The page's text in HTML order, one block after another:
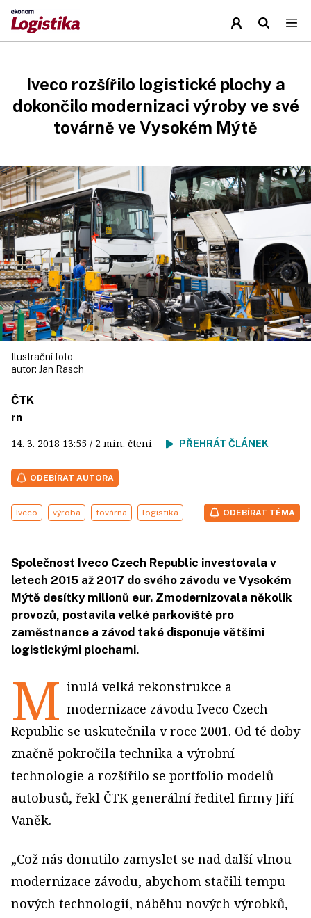
Iveco rozšířilo logistické plochy a
dokončilo modernizaci výroby ve své
továrně ve Vysokém Mýtě
Ilustrační foto
autor: Jan Rasch
ČTK
rn
14. 3. 2018 13:55 / 2 min. čtení PŘEHRÁT ČLÁNEK
ODEBÍRAT AUTORA
Iveco výroba továrna logistika ODEBÍRAT TÉMA
Společnost Iveco Czech Republic investovala v
letech 2015 až 2017 do svého závodu ve Vysokém
Mýtě desítky milionů eur. Zmodernizovala několik
provozů, postavila velké parkoviště pro
zaměstnance a závod také disponuje většími
logistickými plochami.
M inulá velká rekonstrukce a
modernizace závodu Iveco Czech
Republic se uskutečnila v roce 2001. Od té doby
značně pokročila technika a výrobní
technologie a rozšířilo se portfolio modelů
autobusů, řekl ČTK generální ředitel firmy Jiří
Vaněk.
„Což nás donutilo zamyslet se nad další vlnou
modernizace závodu, abychom stačili tempu
nových technologií, náběhu nových výrobků,